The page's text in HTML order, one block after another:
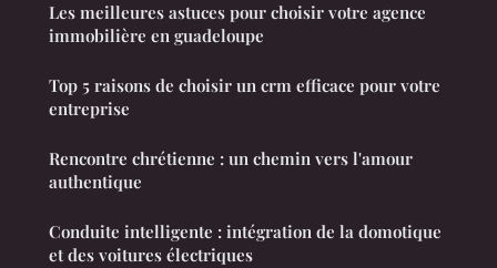
Les meilleures astuces pour choisir votre agence
immobilière en guadeloupe
Top 5 raisons de choisir un crm efficace pour votre
entreprise
Rencontre chrétienne : un chemin vers l'amour
authentique
Conduite intelligente : intégration de la domotique
et des voitures électriques